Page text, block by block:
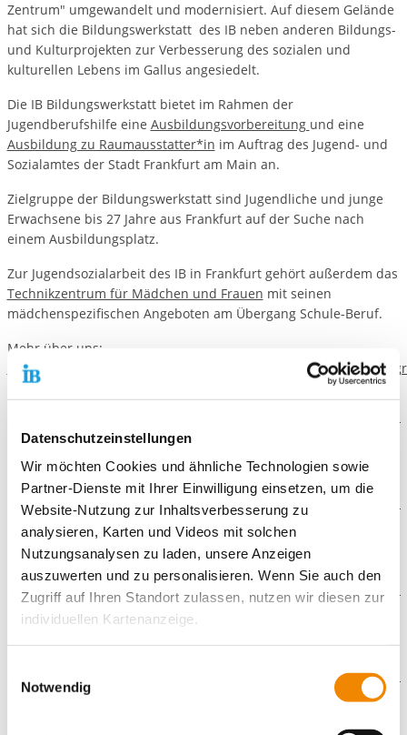
Datenschutzeinstellungen
Wir möchten Cookies und ähnliche Technologien sowie
Partner-Dienste mit Ihrer Einwilligung einsetzen, um die
Website-Nutzung zur Inhaltsverbesserung zu
analysieren, Karten und Videos mit solchen
Nutzungsanalysen zu laden, unsere Anzeigen
auszuwerten und zu personalisieren. Wenn Sie auch den
Zugriff auf Ihren Standort zulassen, nutzen wir diesen zur
individuellen Kartenanzeige.
unsere Partner Daten wie Ihre IP-Adresse und
verarbeiten diese zusammen mit Daten von anderen
Websites. Die Partner erkennen mitunter auch, wenn Sie
Notwendig
Zentrum" umgewandelt und modernisiert. Auf diesem Gelände
hat sich die Bildungswerkstatt des IB neben anderen Bildungs-
und Kulturprojekten zur Verbesserung des sozialen und
kulturellen Lebens im Gallus angesiedelt.
Die IB Bildungswerkstatt bietet im Rahmen der
Jugendberufshilfe eine Ausbildungsvorbereitung und eine
Ausbildung zu Raumausstatter*in im Auftrag des Jugend- und
Sozialamtes der Stadt Frankfurt am Main an.
Zielgruppe der Bildungswerkstatt sind Jugendliche und junge
Erwachsene bis 27 Jahre aus Frankfurt auf der Suche nach
einem Ausbildungsplatz.
Zur Jugendsozialarbeit des IB in Frankfurt gehört außerdem das
Technikzentrum für Mädchen und Frauen mit seinen
mädchenspezifischen Angeboten am Übergang Schule-Beruf.
Mehr über uns:
https://www.facebook.com/IB.Bildungswerkstatt
und
Weitere Angebote
Überbetriebliche Ausbildung: Raumaustatter*in
Ausbildungsvorbereitung und Qualifizierung für junge
Menschen
SprachRaum - Berufsqualifizierende Sprachförderung in
der überbetrieblichen Ausbildung Raumausstatter*in
SpeakersCorner - Berufsqualifizierende Sprachförderung
in der Ausbildungsvorbereitung
Weitere Standorte
Talk2act: Nahost im Gespräch – Emotionen im Fokus
IB_Flyer_-